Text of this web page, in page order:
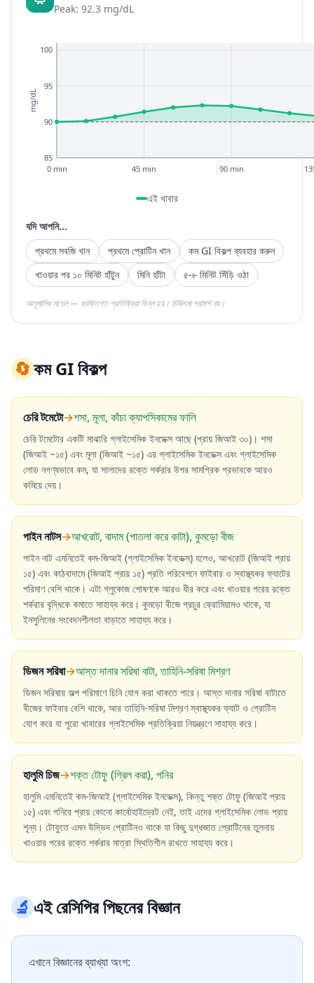
Peak: 92.3 mg/dL
85
90
95
100
0 min 45 min 90 min
mg/dL
এই খাবার
যদি আপনি...
প্রথমে সবজি খান
প্রথমে প্রোটিন খান
কম GI বিকল্প ব্যবহার করুন
খাওয়ার পর ১০ মিনিট হাঁটুন
মিনি হাঁটা ৫-৮ মিনিট সিঁড়ি ওঠা
আনুমানিক মডেল — ব্যক্তিগত প্রতিক্রিয়া ভিন্ন হয়। চিকিৎসা পরামর্শ নয়।
🔄কম GI বিকল্প
চেরি টমেটো→শসা, মূলা, কাঁচা ক্যাপসিকামের ফালি
চেরি টমেটোর একটি মাঝারি গ্লাইসেমিক ইনডেক্স আছে (প্রায় জিআই ৩০)। শসা
(জিআই ~১৫) এবং মূলা (জিআই ~১৫) এর গ্লাইসেমিক ইনডেক্স এবং গ্লাইসেমিক
লোড নগণ্যভাবে কম, যা সালাদের রক্তে শর্করার উপর সামগ্রিক প্রভাবকে আরও
কমিয়ে দেয়।
পাইন নাটস→আখরোট, বাদাম (পাতলা করে কাটা), কুমড়ো বীজ
পাইন নাট এমনিতেই কম-জিআই (গ্লাইসেমিক ইনডেক্স) হলেও, আখরোট (জিআই প্রায়
১৫) এবং কাঠবাদামে (জিআই প্রায় ১৫) প্রতি পরিবেশনে ফাইবার ও স্বাস্থ্যকর ফ্যাটের
পরিমাণ বেশি থাকে। এটা গ্লুকোজ শোষণকে আরও ধীর করে এবং খাওয়ার পরের রক্তে
শর্করার বৃদ্ধিকে কমাতে সাহায্য করে। কুমড়ো বীজে প্রচুর ক্রোমিয়ামও থাকে, যা
ইনসুলিনের সংবেদনশীলতা বাড়াতে সাহায্য করে।
ডিজন সরিষা→আস্ত দানার সরিষা বাটা, তাহিনি-সরিষা মিশ্রণ
ডিজন সরিষায় অল্প পরিমাণে চিনি যোগ করা থাকতে পারে। আস্ত দানার সরিষা বাটাতে
বীজের ফাইবার বেশি থাকে, আর তাহিনি-সরিষা মিশ্রণ স্বাস্থ্যকর ফ্যাট ও প্রোটিন
যোগ করে যা পুরো খাবারের গ্লাইসেমিক প্রতিক্রিয়া নিয়ন্ত্রণে সাহায্য করে।
হালুমি চিজ→শক্ত টোফু (গ্রিল করা), পনির
হালুমি এমনিতেই কম-জিআই (গ্লাইসেমিক ইনডেক্স), কিন্তু শক্ত টোফু (জিআই প্রায়
১৫) এবং পনিরে প্রায় কোনো কার্বোহাইড্রেট নেই, তাই এদের গ্লাইসেমিক লোড প্রায়
শূন্য। টোফুতে এমন উদ্ভিদ প্রোটিনও থাকে যা কিছু দুগ্ধজাত প্রোটিনের তুলনায়
খাওয়ার পরের রক্তে শর্করার মাত্রা স্থিতিশীল রাখতে সাহায্য করে।
🔬এই রেসিপির পিছনের বিজ্ঞান
এখানে বিজ্ঞানের ব্যাখ্যা অংশ: